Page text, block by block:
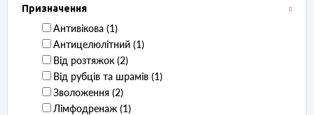
Призначення
Антивікова ‏ (1)
Антицелюлітний ‏ (1)
Від розтяжок ‏ (2)
Від рубців та шрамів ‏ (1)
Зволоження ‏ (2)
Лімфодренаж ‏ (1)